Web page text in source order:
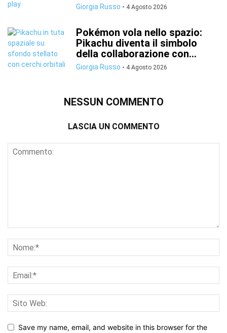
Giorgia Russo - 4 Agosto 2026
Pokémon vola nello spazio:
Pikachu diventa il simbolo
della collaborazione con...
Giorgia Russo - 4 Agosto 2026
NESSUN COMMENTO
LASCIA UN COMMENTO
Save my name, email, and website in this browser for the